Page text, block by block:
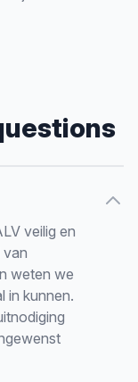
veilig en
van
weten we
in kunnen.